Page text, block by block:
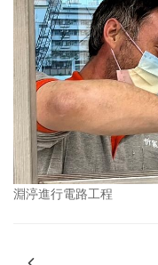
淵渟進行電路工程